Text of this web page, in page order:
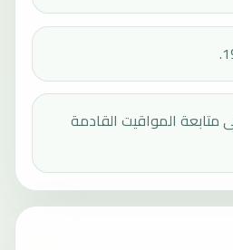
على متابعة المواقيت القادمة